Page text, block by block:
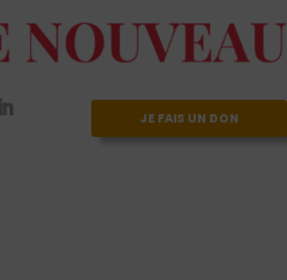
JE FAIS UN DON